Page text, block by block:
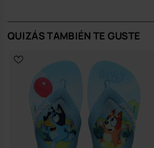
todas juntas, para que elija el mundo en el que
mañana.
Suela con efecto glitter que aporta un brillo sutil
perder frescura.
Tiras finas metálicas que estilizan el pie y
delicado.
Logo de havaianas en las tiras, discreto pero
Tres prints encantadores: Elsa & Anna, Ariel &
versión con todas las princesas.
Estética Slim, más estilizada y femenina,
que empiezan a definir su propio estilo.
Comodidad y uso
QUIZÁS TAMBIÉN TE GUSTE